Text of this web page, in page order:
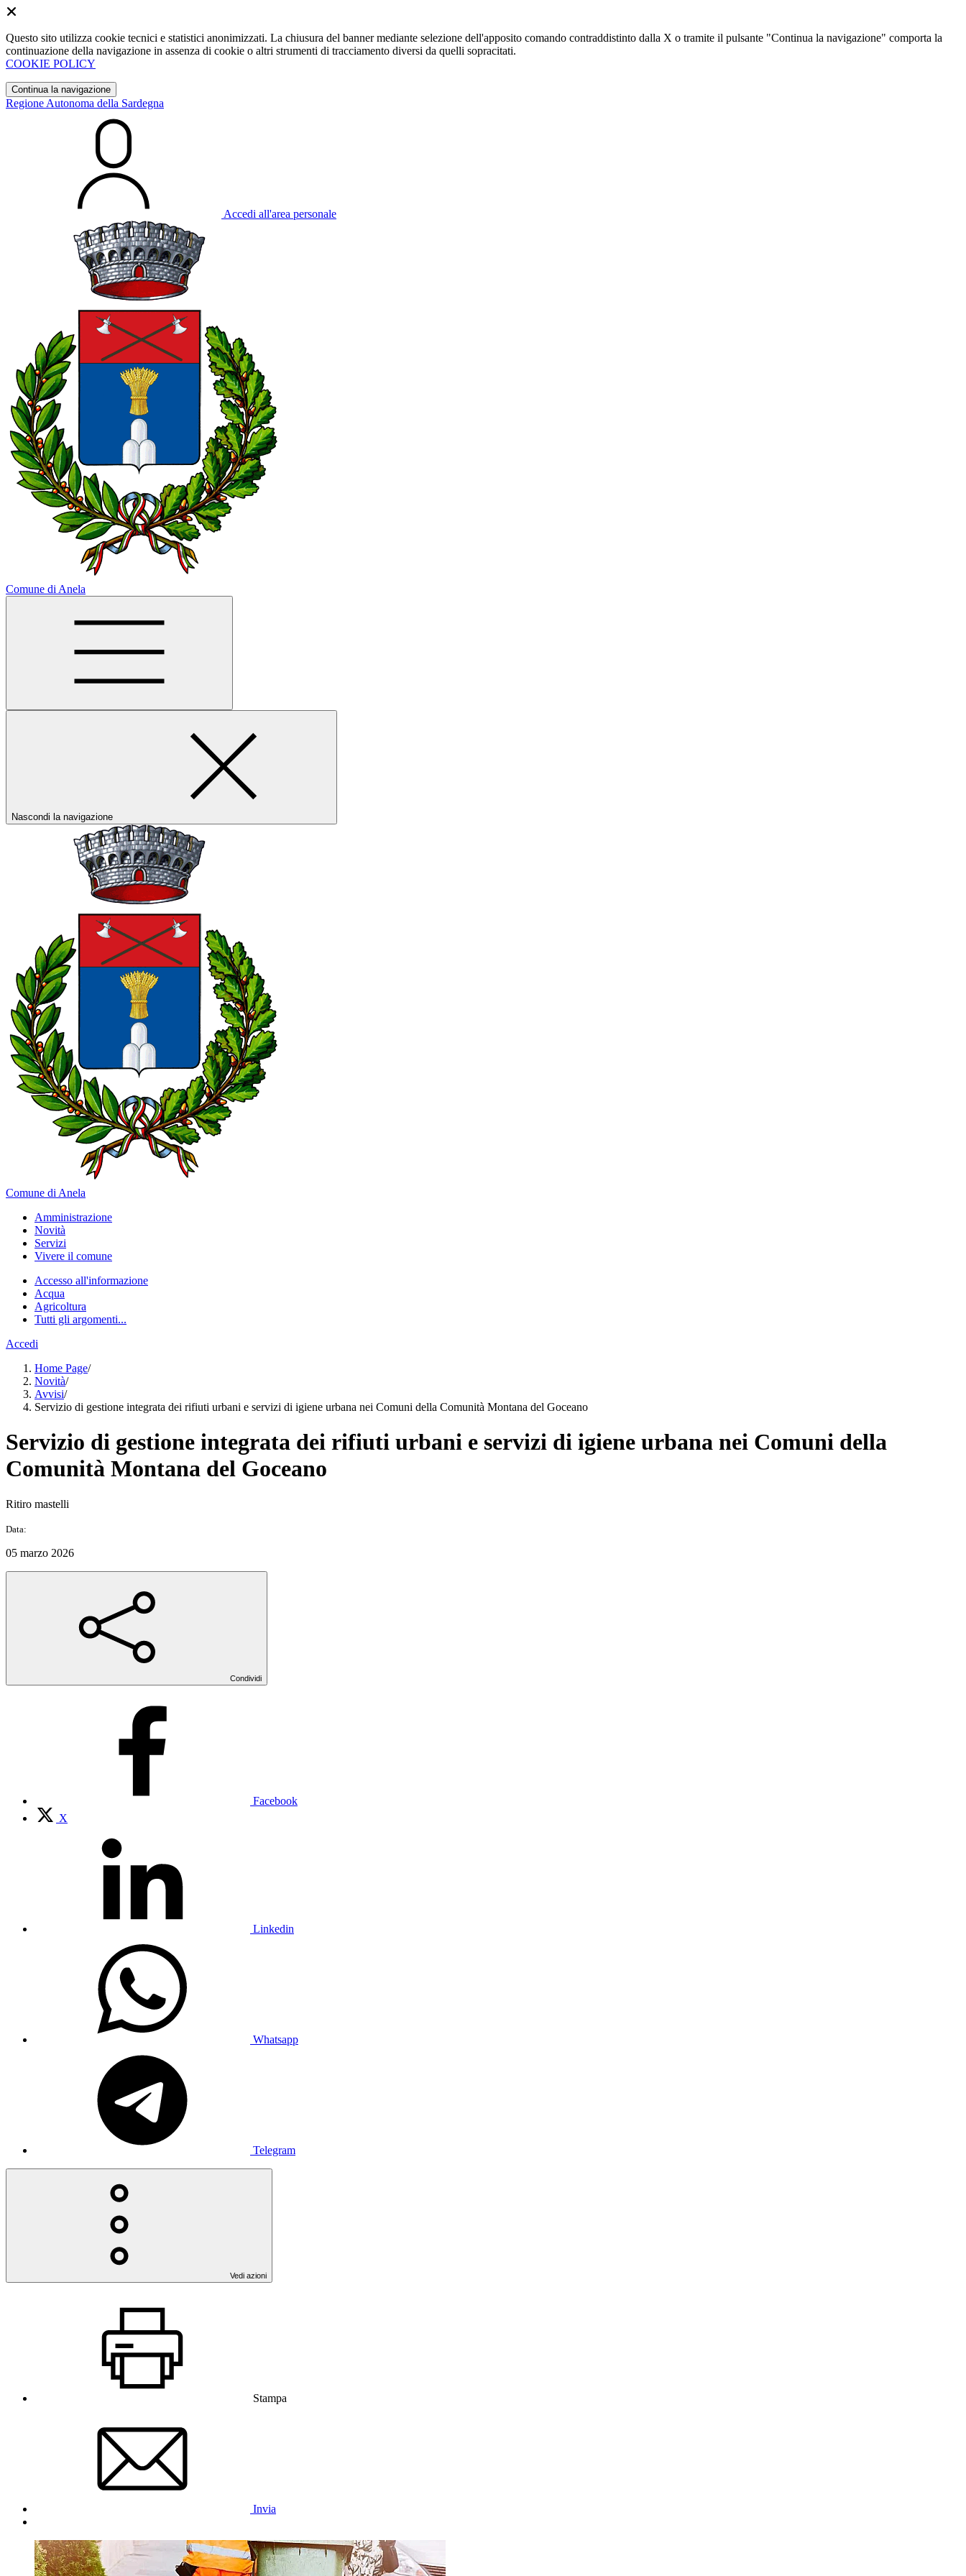
Questo sito utilizza cookie tecnici e statistici anonimizzati. La chiusura del banner mediante selezione dell'apposito comando contraddistinto dalla X o tramite il pulsante "Continua la navigazione" comporta la
continuazione della navigazione in assenza di cookie o altri strumenti di tracciamento diversi da quelli sopracitati.
COOKIE POLICY
Continua la navigazione
Regione Autonoma della Sardegna
Accedi all'area personale
Comune di Anela
Nascondi la navigazione
Comune di Anela
Amministrazione
Novità
Servizi
Vivere il comune
Accesso all'informazione
Acqua
Agricoltura
Tutti gli argomenti...
Accedi
Home Page/
Novità/
Avvisi/
Servizio di gestione integrata dei rifiuti urbani e servizi di igiene urbana nei Comuni della Comunità Montana del Goceano
Servizio di gestione integrata dei rifiuti urbani e servizi di igiene urbana nei Comuni della
Comunità Montana del Goceano
Ritiro mastelli
Data:
05 marzo 2026
Condividi
Facebook
X
Linkedin
Whatsapp
Telegram
Vedi azioni
Stampa
Invia